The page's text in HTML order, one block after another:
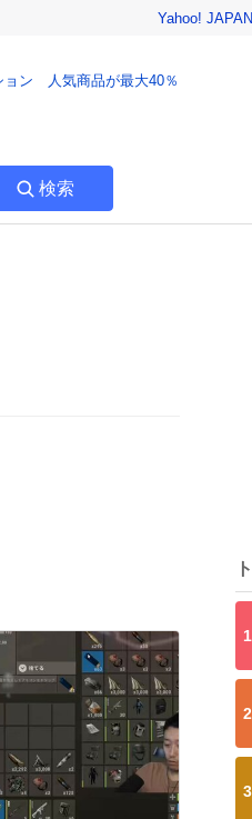
Yahoo! JAPAN
ョン 人気商品が最大40％
検索
1
2
3